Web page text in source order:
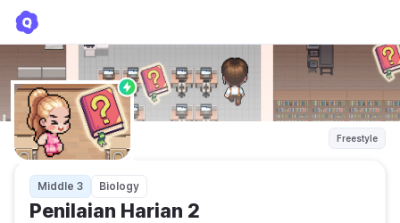
Freestyle
Middle 3 Biology
Penilaian Harian 2